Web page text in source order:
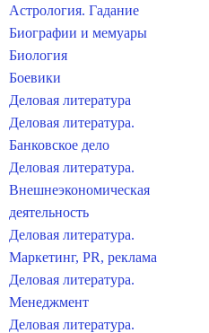
Астрология. Гадание
Биографии и мемуары
Биология
Боевики
Деловая литература
Деловая литература.
Банковское дело
Деловая литература.
Внешнеэкономическая
деятельность
Деловая литература.
Маркетинг, PR, реклама
Деловая литература.
Менеджмент
Деловая литература.